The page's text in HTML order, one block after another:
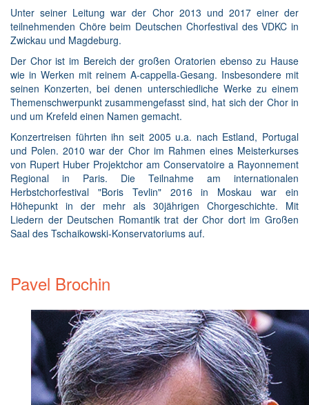
Unter seiner Leitung war der Chor 2013 und 2017 einer der
teilnehmenden Chöre beim Deutschen Chorfestival des VDKC in
Zwickau und Magdeburg.
Der Chor ist im Bereich der großen Oratorien ebenso zu Hause
wie in Werken mit reinem A-cappella-Gesang. Insbesondere mit
seinen Konzerten, bei denen unterschiedliche Werke zu einem
Themenschwerpunkt zusammengefasst sind, hat sich der Chor in
und um Krefeld einen Namen gemacht.
Konzertreisen führten ihn seit 2005 u.a. nach Estland, Portugal
und Polen. 2010 war der Chor im Rahmen eines Meisterkurses
von Rupert Huber Projektchor am Conservatoire a Rayonnement
Regional in Paris. Die Teilnahme am internationalen
Herbstchorfestival "Boris Tevlin" 2016 in Moskau war ein
Höhepunkt in der mehr als 30jährigen Chorgeschichte. Mit
Liedern der Deutschen Romantik trat der Chor dort im Großen
Saal des Tschaikowski-Konservatoriums auf.
Pavel Brochin